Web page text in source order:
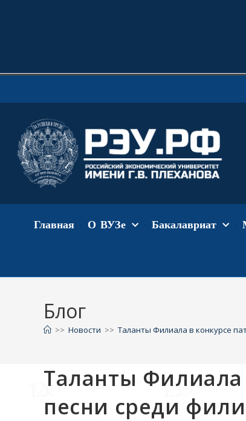
Главная О ВУЗе Бакалавриат
Блог
>> Новости >> Таланты Филиала в конкурсе
Таланты Филиала
песни среди